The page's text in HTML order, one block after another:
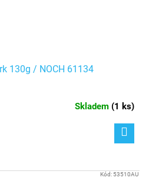
130g / NOCH 61134
Skladem (1 ks)
Kód: 53510AU